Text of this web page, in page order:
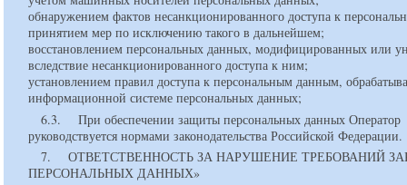
обнаружением фактов несанкционированного доступа к
принятием мер по исключению такого в дальнейшем;
восстановлением персональных данных, модифицированных или
вследствие несанкционированного доступа к ним;
установлением правил доступа к персональным данным,
информационной системе персональных данных;
6.3. При обеспечении защиты персональных данных Оператор
руководствуется нормами законодательства Российской Федерации.
7. ОТВЕТСТВЕННОСТЬ ЗА НАРУШЕНИЕ ТРЕБОВАНИЙ
ПЕРСОНАЛЬНЫХ ДАННЫХ»